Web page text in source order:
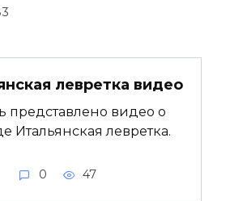
левретка видео
представлено видео о
Итальянская левретка.
0 47